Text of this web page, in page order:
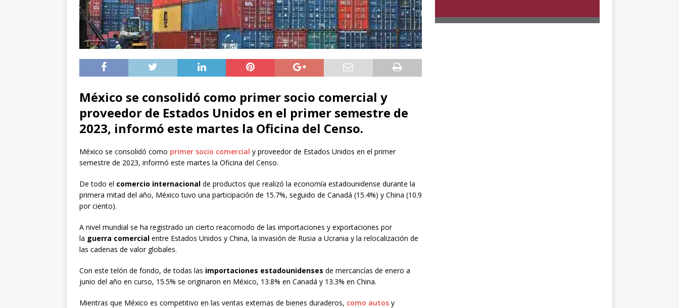
México se consolidó como primer socio comercial y
proveedor de Estados Unidos en el primer semestre de
2023, informó este martes la Oficina del Censo.
México se consolidó como primer socio comercial y proveedor de Estados Unidos en el primer
semestre de 2023, informó este martes la Oficina del Censo.
De todo el comercio internacional de productos que realizó la economía estadounidense durante la
primera mitad del año, México tuvo una participación de 15.7%, seguido de Canadá (15.4%) y China (10.9
por ciento).
A nivel mundial se ha registrado un cierto reacomodo de las importaciones y exportaciones por
la guerra comercial entre Estados Unidos y China, la invasión de Rusia a Ucrania y la relocalización de
las cadenas de valor globales.
Con este telón de fondo, de todas las importaciones estadounidenses de mercancías de enero a
junio del año en curso, 15.5% se originaron en México, 13.8% en Canadá y 13.3% en China.
Mientras que México es competitivo en las ventas externas de bienes duraderos, como autos y